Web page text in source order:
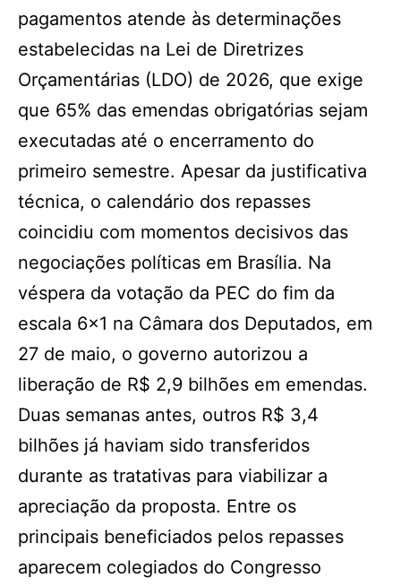
pagamentos atende às determinações
estabelecidas na Lei de Diretrizes
Orçamentárias (LDO) de 2026, que exige
que 65% das emendas obrigatórias sejam
executadas até o encerramento do
primeiro semestre. Apesar da justificativa
técnica, o calendário dos repasses
coincidiu com momentos decisivos das
negociações políticas em Brasília. Na
véspera da votação da PEC do fim da
escala 6×1 na Câmara dos Deputados, em
27 de maio, o governo autorizou a
liberação de R$ 2,9 bilhões em emendas.
Duas semanas antes, outros R$ 3,4
bilhões já haviam sido transferidos
durante as tratativas para viabilizar a
apreciação da proposta. Entre os
principais beneficiados pelos repasses
aparecem colegiados do Congresso